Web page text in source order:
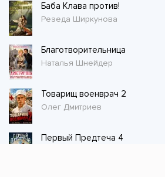
Баба Клава против!
Резеда Ширкунова
Благотворительница
Наталья Шнейдер
Товарищ военврач 2
Олег Дмитриев
Первый Предтеча 4